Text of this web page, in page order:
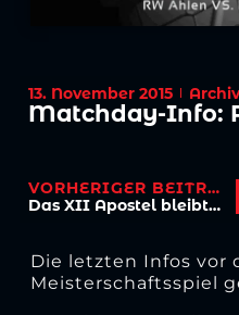
13. November 2015
Matchday-Info:
VORHERIGER BEITRAG
Das XII Apostel bleibt Viktoria Köln erhalten
Die letzten Infos vor
Meisterschaftsspiel